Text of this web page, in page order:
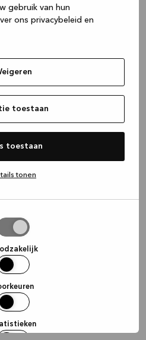
gebruik van hun
ons privacybeleid en
toestaan
toestaan
tonen
the browser console for more
.